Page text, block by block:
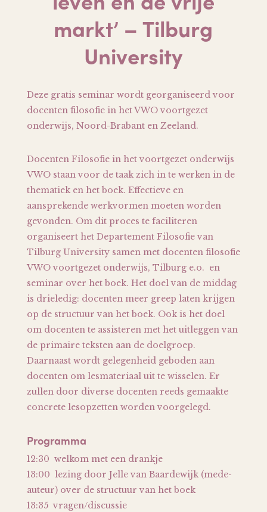
markt’ – Tilburg
University
Deze gratis seminar wordt georganiseerd voor
docenten filosofie in het VWO voortgezet
onderwijs, Noord-Brabant en Zeeland.
Docenten Filosofie in het voortgezet onderwijs
VWO staan voor de taak zich in te werken in de
thematiek en het boek. Effectieve en
aansprekende werkvormen moeten worden
gevonden. Om dit proces te faciliteren
organiseert het Departement Filosofie van
Tilburg University samen met docenten filosofie
VWO voortgezet onderwijs, Tilburg e.o. en
seminar over het boek. Het doel van de middag
is drieledig: docenten meer greep laten krijgen
op de structuur van het boek. Ook is het doel
om docenten te assisteren met het uitleggen van
de primaire teksten aan de doelgroep.
Daarnaast wordt gelegenheid geboden aan
docenten om lesmateriaal uit te wisselen. Er
zullen door diverse docenten reeds gemaakte
concrete lesopzetten worden voorgelegd.
Programma
12:30 welkom met een drankje
13:00 lezing door Jelle van Baardewijk (mede-
auteur) over de structuur van het boek
13:35 vragen/discussie